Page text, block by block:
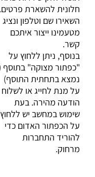
חלונית להשארת פרטים.
השאירו שם וטלפון ונציג
מטעמינו ייצור איתכם
קשר.
בנוסף, ניתן ללחוץ על
"כפתור מצוקה" בתוסף
נמצא בתחתית התוסף)
על מנת לחייג או לשלוח
הודעה מהירה. בעת
שימוש במחשב יש ללחוץ
על הכפתור האדום כדי
להוריד התחברות
מרחוק.